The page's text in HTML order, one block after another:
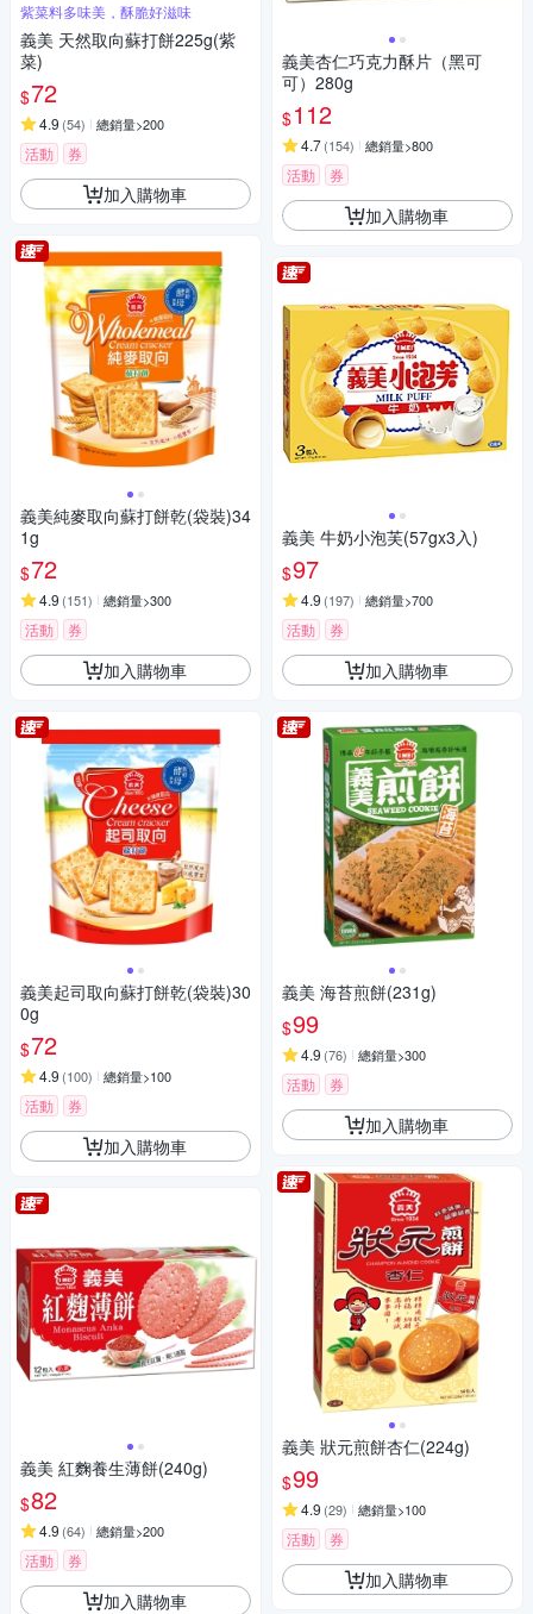
紫菜料多味美，酥脆好滋味
義美 天然取向蘇打餅225g(紫
菜)
$72
4.9 (54) 總銷量>200
活動 券
加入購物車
義美純麥取向蘇打餅乾(袋裝)34
1g
$72
4.9 (151) 總銷量>300
活動 券
加入購物車
義美起司取向蘇打餅乾(袋裝)30
0g
$72
4.9 (100) 總銷量>100
活動 券
加入購物車
義美 紅麴養生薄餅(240g)
$82
4.9 (64) 總銷量>200
活動 券
加入購物車
義美杏仁巧克力酥片（黑可
可）280g
$112
4.7(154) 總銷量>800
活動 券
加入購物車
義美 牛奶小泡芙(57gx3入)
$97
4.9 (197) 總銷量>700
活動 券
加入購物車
義美 海苔煎餅(231g)
$99
4.9 (76) 總銷量>300
活動 券
加入購物車
義美 狀元煎餅杏仁(224g)
$99
4.9 (29) 總銷量>100
活動 券
加入購物車